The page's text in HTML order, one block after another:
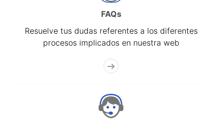
FAQs
Resuelve tus dudas referentes a los diferentes
procesos implicados en nuestra web